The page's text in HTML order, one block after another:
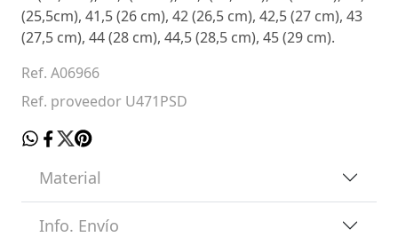
(25,5cm), 41,5 (26 cm), 42 (26,5 cm), 42,5 (27 cm), 43
(27,5 cm), 44 (28 cm), 44,5 (28,5 cm), 45 (29 cm).
Ref. A06966
Ref. proveedor U471PSD
Material
Info. Envío